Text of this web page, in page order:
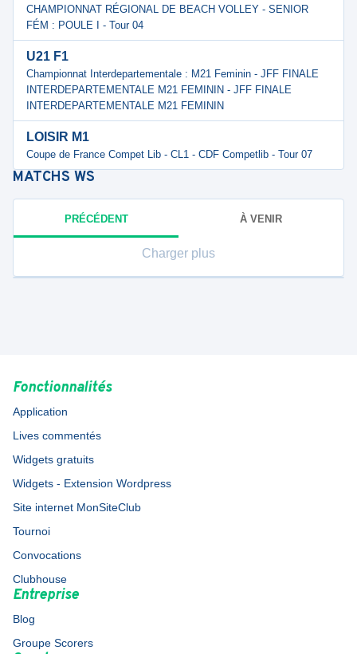
CHAMPIONNAT RÉGIONAL DE BEACH VOLLEY - SENIOR
FÉM : POULE I - Tour 04
U21 F1
Championnat Interdepartementale : M21 Feminin - JFF FINALE
INTERDEPARTEMENTALE M21 FEMININ - JFF FINALE
INTERDEPARTEMENTALE M21 FEMININ
LOISIR M1
Coupe de France Compet Lib - CL1 - CDF Competlib - Tour 07
MATCHS WS
PRÉCÉDENT À VENIR
Charger plus
Fonctionnalités
Application
Lives commentés
Widgets gratuits
Widgets - Extension Wordpress
Site internet MonSiteClub
Tournoi
Convocations
Clubhouse
Entreprise
Blog
Groupe Scorers